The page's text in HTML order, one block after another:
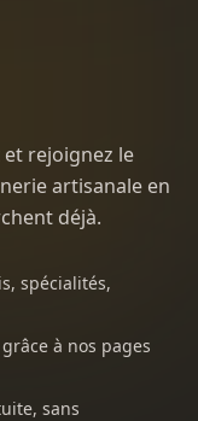
rejoignez le
artisanale en
déjà.
spécialités,
à nos pages
sans